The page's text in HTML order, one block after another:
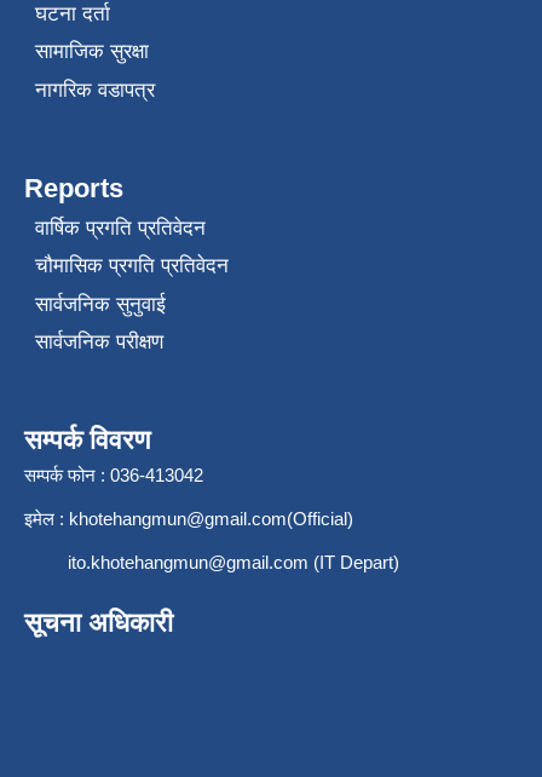
घटना दर्ता
सामाजिक सुरक्षा
नागरिक वडापत्र
Reports
वार्षिक प्रगति प्रतिवेदन
चौमासिक प्रगति प्रतिवेदन
सार्वजनिक सुनुवाई
सार्वजनिक परीक्षण
सम्पर्क विवरण
सम्पर्क फोन : 036-413042
इमेल : khotehangmun@gmail.com(Official)
ito.khotehangmun@gmail.com (IT Depart)
सूचना अधिकारी